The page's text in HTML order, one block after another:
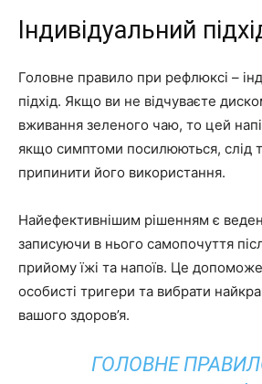
Індивідуальний
Головне правило при рефлюксі –
підхід. Якщо ви не відчуваєте
вживання зеленого чаю, то цей
якщо симптоми посилюються, слід
припинити його використання.
Найефективнішим рішенням є
записуючи в нього самопочуття
прийому їжі та напоїв. Це
особисті тригери та вибрати
вашого здоров’я.
ГОЛОВНЕ